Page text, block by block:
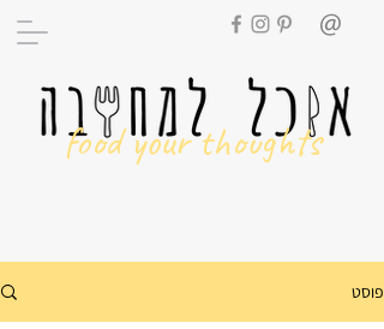
food your thoughts
פוסט